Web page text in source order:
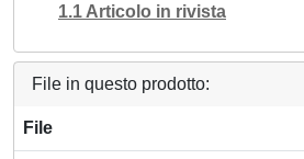
1.1 Articolo in rivista
File in questo prodotto:
File